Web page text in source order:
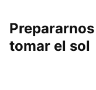
tomar el sol